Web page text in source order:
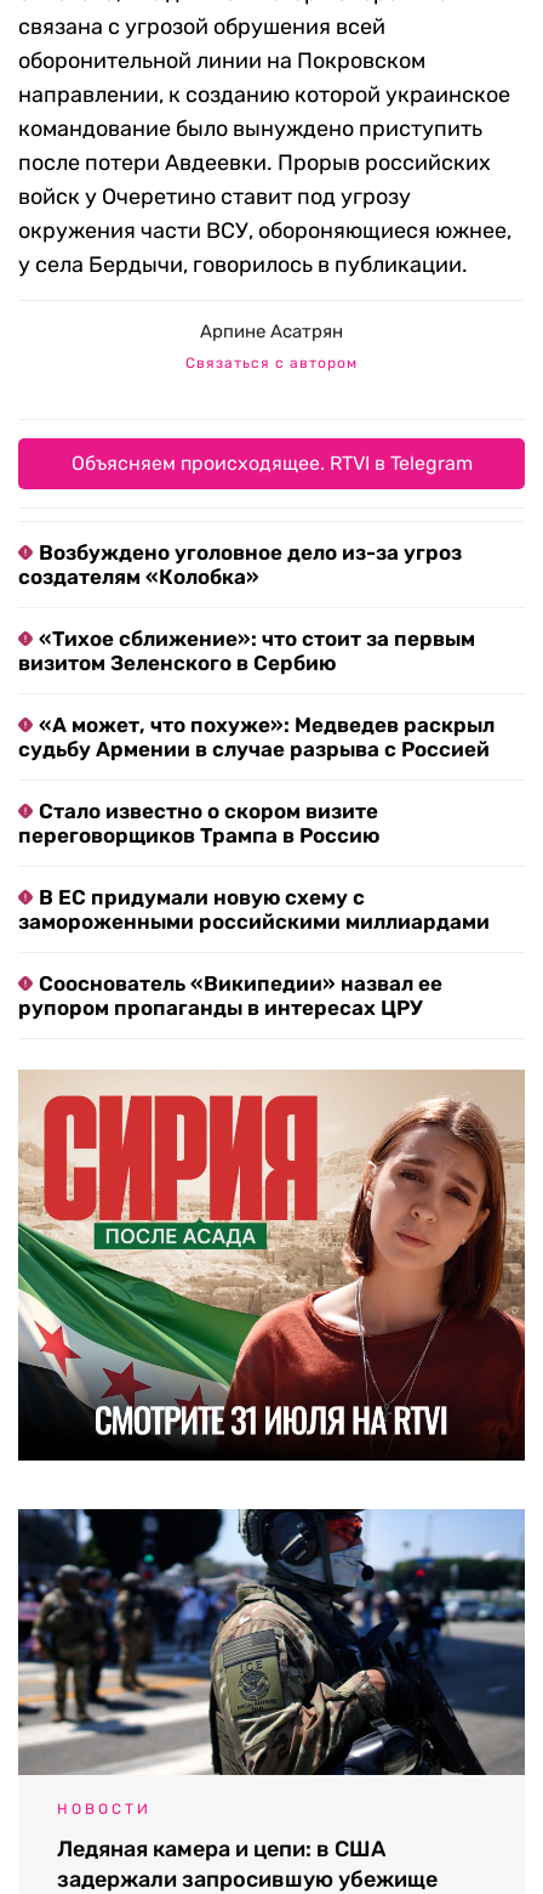
связана с угрозой обрушения всей
оборонительной линии на Покровском
направлении, к созданию которой украинское
командование было вынуждено приступить
после потери Авдеевки. Прорыв российских
войск у Очеретино ставит под угрозу
окружения части ВСУ, обороняющиеся южнее,
у села Бердычи, говорилось в публикации.
Арпине Асатрян
Связаться с автором
Объясняем происходящее. RTVI в Telegram
Возбуждено уголовное дело из-за угроз
создателям «Колобка»
«Тихое сближение»: что стоит за первым
визитом Зеленского в Сербию
«А может, что похуже»: Медведев раскрыл
судьбу Армении в случае разрыва с Россией
Стало известно о скором визите
переговорщиков Трампа в Россию
В ЕС придумали новую схему с
замороженными российскими миллиардами
Сооснователь «Википедии» назвал ее
рупором пропаганды в интересах ЦРУ
НОВОСТИ
Ледяная камера и цепи: в США
задержали запросившую убежище